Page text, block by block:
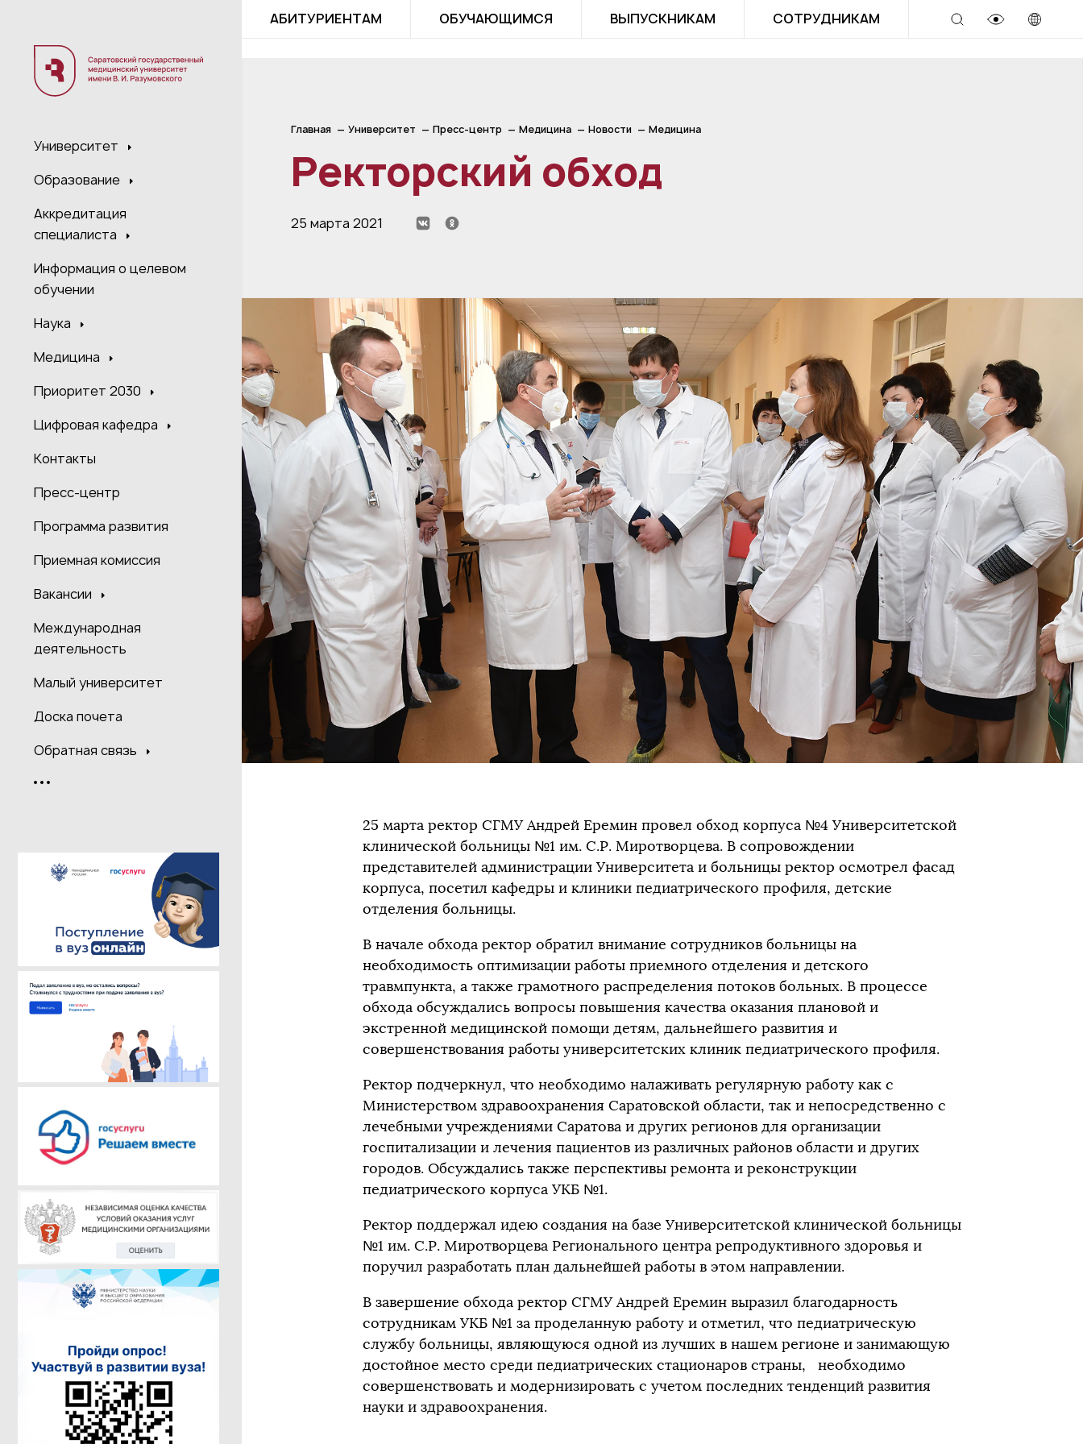
Университет
Образование
Аккредитация
специалиста
Информация о целевом
обучении
Наука
Медицина
Приоритет 2030
Цифровая кафедра
Контакты
Пресс-центр
Программа развития
Приемная комиссия
Вакансии
Международная
деятельность
Малый университет
Доска почета
Обратная связь
АБИТУРИЕНТАМ ОБУЧАЮЩИМСЯ ВЫПУСКНИКАМ СОТРУДНИКАМ
Главная Университет Пресс-центр Медицина Новости Медицина
Ректорский обход
25 марта 2021
25 марта ректор СГМУ Андрей Еремин провел обход корпуса №4 Университетской
клинической больницы №1 им. С.Р. Миротворцева. В сопровождении
представителей администрации Университета и больницы ректор осмотрел фасад
корпуса, посетил кафедры и клиники педиатрического профиля, детские
отделения больницы.
В начале обхода ректор обратил внимание сотрудников больницы на
необходимость оптимизации работы приемного отделения и детского
травмпункта, а также грамотного распределения потоков больных. В процессе
обхода обсуждались вопросы повышения качества оказания плановой и
экстренной медицинской помощи детям, дальнейшего развития и
совершенствования работы университетских клиник педиатрического профиля.
Ректор подчеркнул, что необходимо налаживать регулярную работу как с
Министерством здравоохранения Саратовской области, так и непосредственно с
лечебными учреждениями Саратова и других регионов для организации
госпитализации и лечения пациентов из различных районов области и других
городов. Обсуждались также перспективы ремонта и реконструкции
педиатрического корпуса УКБ №1.
Ректор поддержал идею создания на базе Университетской клинической больницы
№1 им. С.Р. Миротворцева Регионального центра репродуктивного здоровья и
поручил разработать план дальнейшей работы в этом направлении.
В завершение обхода ректор СГМУ Андрей Еремин выразил благодарность
сотрудникам УКБ №1 за проделанную работу и отметил, что педиатрическую
службу больницы, являющуюся одной из лучших в нашем регионе и занимающую
достойное место среди педиатрических стационаров страны, необходимо
совершенствовать и модернизировать с учетом последних тенденций развития
науки и здравоохранения.